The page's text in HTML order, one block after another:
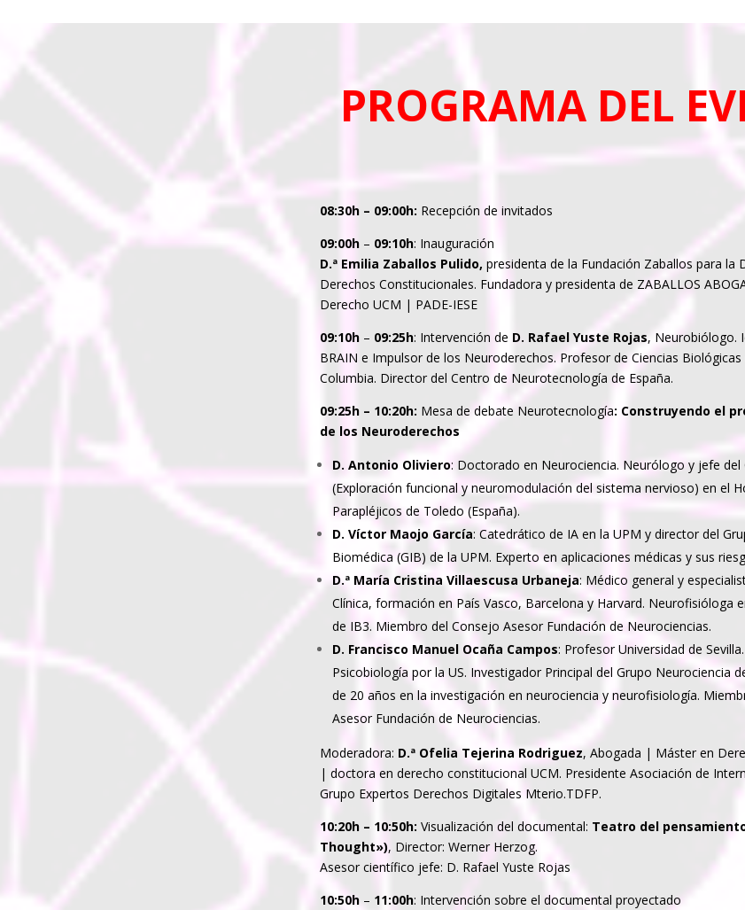
PROGRAMA DEL
08:30h – 09:00h: Recepción de invitados
09:00h – 09:10h: Inauguración
D.ª Emilia Zaballos Pulido, presidenta de la Fundación Zaballos para la
Derechos Constitucionales. Fundadora y presidenta de ZABALLOS
Derecho UCM | PADE-IESE
09:10h – 09:25h: Intervención de D. Rafael Yuste Rojas, Neurobiólogo.
BRAIN e Impulsor de los Neuroderechos. Profesor de Ciencias Biológicas
Columbia. Director del Centro de Neurotecnología de España.
09:25h – 10:20h: Mesa de debate Neurotecnología: Construyendo el
de los Neuroderechos
D. Antonio Oliviero: Doctorado en Neurociencia. Neurólogo y jefe del
(Exploración funcional y neuromodulación del sistema nervioso) en el
Parapléjicos de Toledo (España).
D. Víctor Maojo García: Catedrático de IA en la UPM y director del
Biomédica (GIB) de la UPM. Experto en aplicaciones médicas y sus
D.ª María Cristina Villaescusa Urbaneja: Médico general y
Clínica, formación en País Vasco, Barcelona y Harvard. Neurofisióloga
de IB3. Miembro del Consejo Asesor Fundación de Neurociencias.
D. Francisco Manuel Ocaña Campos: Profesor Universidad de
Psicobiología por la US. Investigador Principal del Grupo Neurociencia
de 20 años en la investigación en neurociencia y neurofisiología.
Asesor Fundación de Neurociencias.
Moderadora: D.ª Ofelia Tejerina Rodriguez, Abogada | Máster en
| doctora en derecho constitucional UCM. Presidente Asociación de
Grupo Expertos Derechos Digitales Mterio.TDFP.
10:20h – 10:50h:Visualización del documental: Teatro del
Thought»), Director: Werner Herzog.
Asesor científico jefe: D. Rafael Yuste Rojas
10:50h – 11:00h: Intervención sobre el documental proyectado